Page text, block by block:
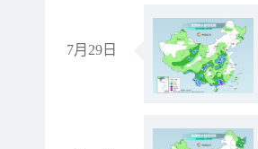
7月29日